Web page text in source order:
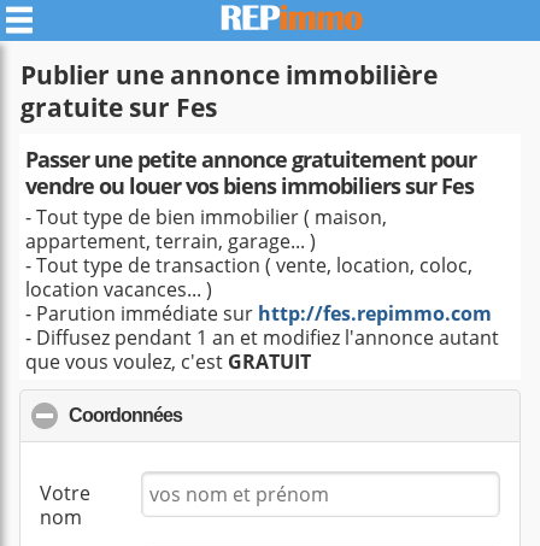
Publier une annonce immobilière
gratuite sur Fes
Passer une petite annonce gratuitement pour
vendre ou louer vos biens immobiliers sur Fes
- Tout type de bien immobilier ( maison,
appartement, terrain, garage... )
- Tout type de transaction ( vente, location, coloc,
location vacances... )
- Parution immédiate sur http://fes.repimmo.com
- Diffusez pendant 1 an et modifiez l'annonce autant
que vous voulez, c'est GRATUIT
Coordonnéesclick to collapse contents
Votre
nom